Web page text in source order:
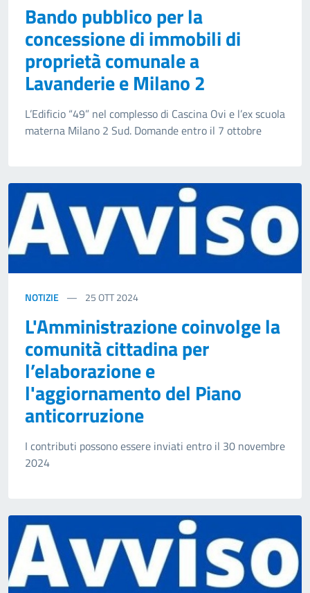
Bando pubblico per la
concessione di immobili di
proprietà comunale a
Lavanderie e Milano 2
L’Edificio “49” nel complesso di Cascina Ovi e l’ex scuola
materna Milano 2 Sud. Domande entro il 7 ottobre
NOTIZIE 25OTT 2024
L'Amministrazione coinvolge la
comunità cittadina per
l’elaborazione e
l'aggiornamento del Piano
anticorruzione
I contributi possono essere inviati entro il 30 novembre
2024